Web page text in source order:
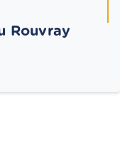
Rouvray